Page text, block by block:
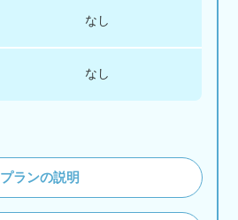
なし
なし
プランの説明